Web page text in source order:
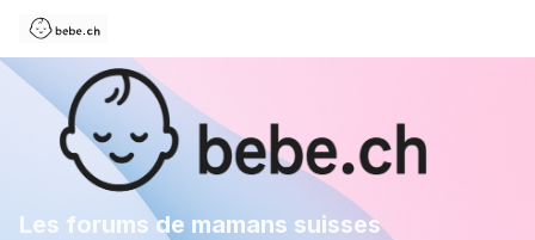
Les forums de mamans suisses